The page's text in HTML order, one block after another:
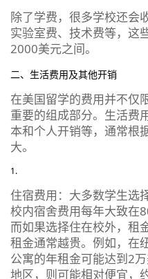
除了学费，很多学校还会
实验室费、技术费等，这
2000美元之间。
二、生活费用及其他开销
在美国留学的费用并不仅
重要的组成部分。生活费
本和个人开销等，通常根
大。
住宿费用：大多数学生选
校内宿舍费用每年大致在
而如果选择住在校外，租
租金通常越贵。例如，在
公寓的年租金可能达到2
地区，则可能相对便宜，